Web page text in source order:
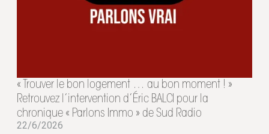
« Trouver le bon logement … au bon moment ! »
Retrouvez l’intervention d’Éric BALCI pour la
chronique « Parlons Immo » de Sud Radio
22/6/2026